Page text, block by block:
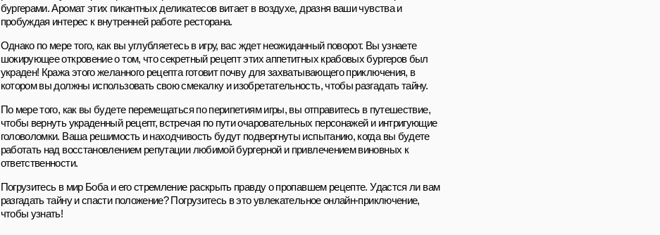
бургерами. Аромат этих пикантных деликатесов витает в воздухе, дразня ваши чувства и
пробуждая интерес к внутренней работе ресторана.
Однако по мере того, как вы углубляетесь в игру, вас ждет неожиданный поворот. Вы узнаете
шокирующее откровение о том, что секретный рецепт этих аппетитных крабовых бургеров был
украден! Кража этого желанного рецепта готовит почву для захватывающего приключения, в
котором вы должны использовать свою смекалку и изобретательность, чтобы разгадать тайну.
По мере того, как вы будете перемещаться по перипетиям игры, вы отправитесь в путешествие,
чтобы вернуть украденный рецепт, встречая по пути очаровательных персонажей и интригующие
головоломки. Ваша решимость и находчивость будут подвергнуты испытанию, когда вы будете
работать над восстановлением репутации любимой бургерной и привлечением виновных к
ответственности.
Погрузитесь в мир Боба и его стремление раскрыть правду о пропавшем рецепте. Удастся ли вам
разгадать тайну и спасти положение? Погрузитесь в это увлекательное онлайн-приключение,
чтобы узнать!